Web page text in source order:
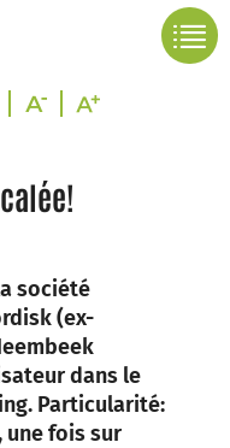
société
(ex-
dans le
Particularité:
une fois sur